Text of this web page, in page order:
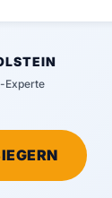
Experte